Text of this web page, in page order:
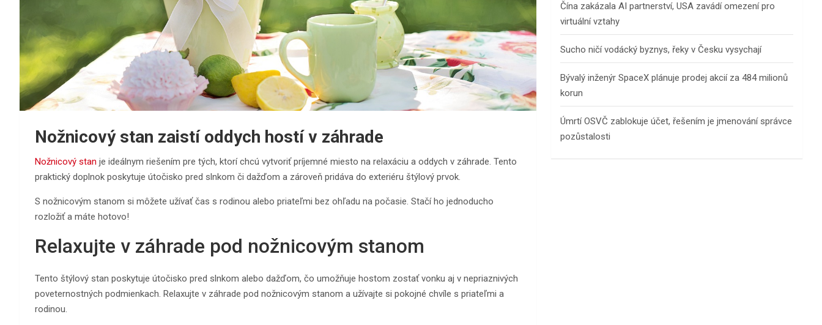
Nožnicový stan zaistí oddych hostí v záhrade
Nožnicový stan je ideálnym riešením pre tých, ktorí chcú vytvoriť príjemné miesto na relaxáciu a oddych v záhrade. Tento
praktický doplnok poskytuje útočisko pred slnkom či dažďom a zároveň pridáva do exteriéru štýlový prvok.
S nožnicovým stanom si môžete užívať čas s rodinou alebo priateľmi bez ohľadu na počasie. Stačí ho jednoducho
rozložiť a máte hotovo!
Relaxujte v záhrade pod nožnicovým stanom
Tento štýlový stan poskytuje útočisko pred slnkom alebo dažďom, čo umožňuje hostom zostať vonku aj v nepriaznivých
poveternostných podmienkach. Relaxujte v záhrade pod nožnicovým stanom a užívajte si pokojné chvíle s priateľmi a
rodinou.
Čína zakázala AI partnerství, USA zavádí omezení pro
virtuální vztahy
Sucho ničí vodácký byznys, řeky v Česku vysychají
Bývalý inženýr SpaceX plánuje prodej akcií za 484 milionů
korun
Úmrtí OSVČ zablokuje účet, řešením je jmenování správce
pozůstalosti